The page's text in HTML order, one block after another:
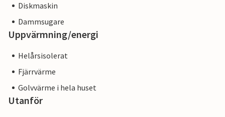
Diskmaskin
Dammsugare
Uppvärmning/energi
Helårsisolerat
Fjärrvärme
Golvvärme i hela huset
Utanför